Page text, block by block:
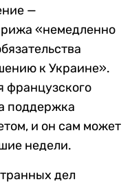
—
«немедленно
к Украине».
французского
поддержка
и он сам может
недели.
дел